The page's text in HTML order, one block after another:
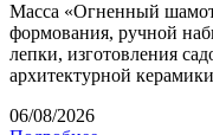
Масса «Огненный
формования, ручной
лепки, изготовления
архитектурной
06/08/2026